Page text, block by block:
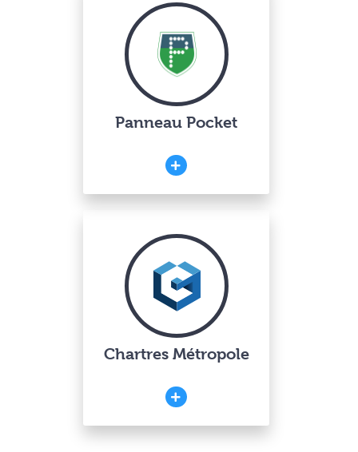
Panneau Pocket
Chartres Métropole